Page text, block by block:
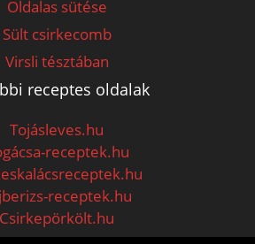
Oldalas sütése
Sült csirkecomb
Virsli tésztában
receptes oldalak
Tojásleves.hu
receptek.hu
receptek.hu
Csirkepörkölt.hu